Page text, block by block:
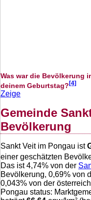
Was war die Bevölkerung
deinem Geburtstag?[4]
Zeige
Gemeinde
Bevölkerung
Sankt Veit im Pongau ist
einer geschätzten
Das ist4,74% von der
Bevölkerung, 0,69% von
0,043% von der
Pongau status: